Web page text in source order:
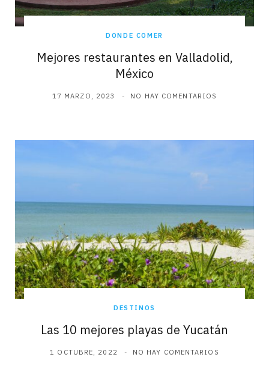
DONDE COMER
Mejores restaurantes en Valladolid,
México
17 MARZO, 2023 NO HAY COMENTARIOS
DESTINOS
Las 10 mejores playas de Yucatán
1 OCTUBRE, 2022 NO HAY COMENTARIOS